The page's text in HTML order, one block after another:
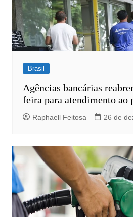
Brasil
Agências bancárias
feira para atendimento ao
Raphaell Feitosa 26 de